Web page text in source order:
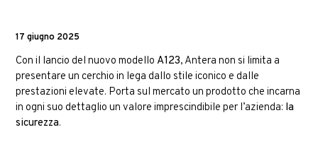
17 giugno 2025
Con il lancio del nuovo modello A123, Antera non si limita a
presentare un cerchio in lega dallo stile iconico e dalle
prestazioni elevate. Porta sul mercato un prodotto che incarna
in ogni suo dettaglio un valore imprescindibile per l’azienda: la
sicurezza.